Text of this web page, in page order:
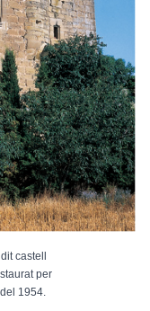
castell
per
1954.